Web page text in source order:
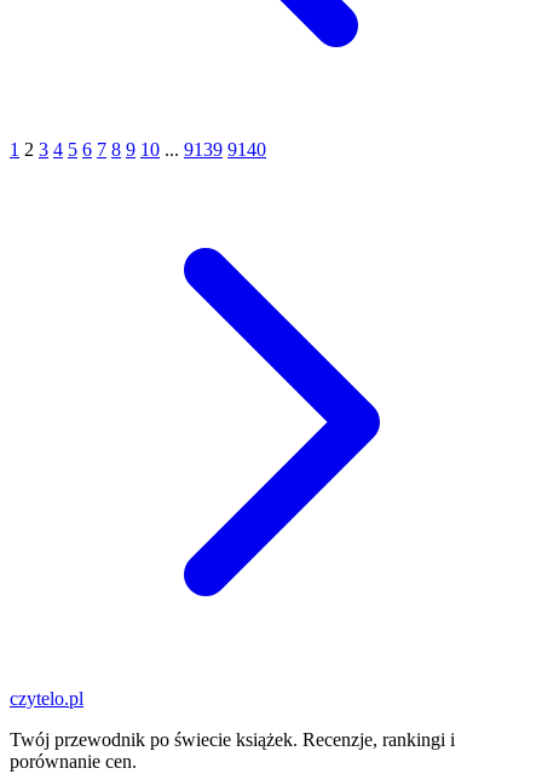
1 2 3 4 5 6 7 8 9 10 ... 9139 9140
czytelo.pl
Twój przewodnik po świecie książek. Recenzje, rankingi i
porównanie cen.